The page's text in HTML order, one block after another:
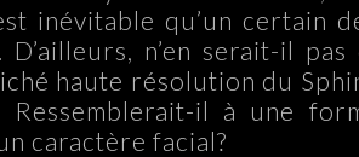
inévitable qu’un certain
n’en serait-il pas
haute résolution du
Ressemblerait-il à une
caractère facial?